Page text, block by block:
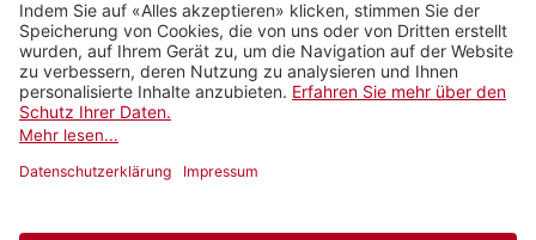
Kontakt
Impressum
Rechtliches
Netiquette